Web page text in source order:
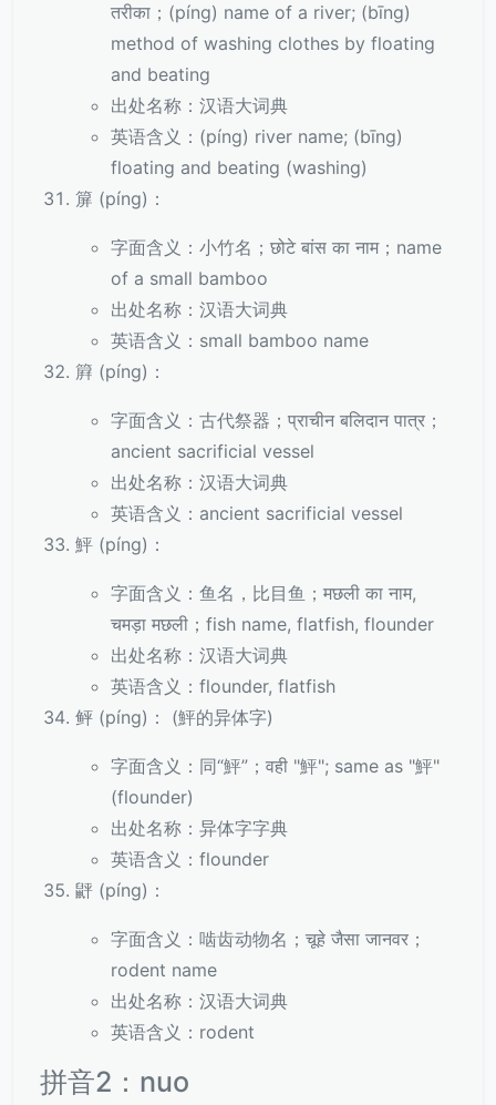
तरीका；(píng) name of a river; (bīng)
method of washing clothes by floating
and beating
出处名称：汉语大词典
英语含义：(píng) river name; (bīng)
floating and beating (washing)
箳 (píng)：
字面含义：小竹名；छोटे बांस का नाम；name
of a small bamboo
出处名称：汉语大词典
英语含义：small bamboo name
簈 (píng)：
字面含义：古代祭器；प्राचीन बलिदान पात्र；
ancient sacrificial vessel
出处名称：汉语大词典
英语含义：ancient sacrificial vessel
鮃 (píng)：
字面含义：鱼名，比目鱼；मछली का नाम,
चमड़ा मछली；fish name, flatfish, flounder
出处名称：汉语大词典
英语含义：flounder, flatfish
鲆 (píng)： (鮃的异体字)
字面含义：同“鮃”；वही "鮃"; same as "鮃"
(flounder)
出处名称：异体字字典
英语含义：flounder
䶄 (píng)：
字面含义：啮齿动物名；चूहे जैसा जानवर；
rodent name
出处名称：汉语大词典
英语含义：rodent
拼音2：nuo